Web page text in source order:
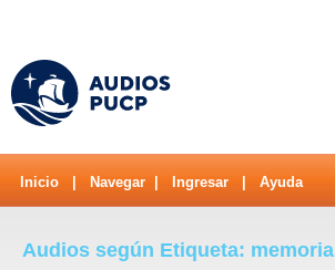
Inicio Navegar Ingresar Ayuda
Audios según Etiqueta: memoria